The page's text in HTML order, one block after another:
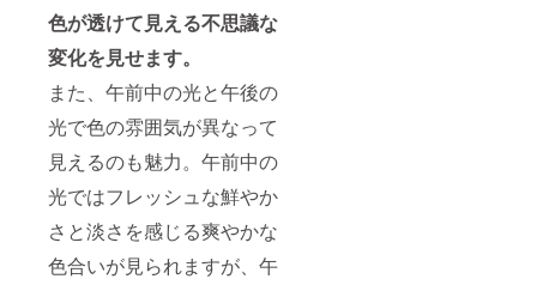
色が透けて見える不思議な
変化を見せます。
また、午前中の光と午後の
光で色の雰囲気が異なって
見えるのも魅力。午前中の
光ではフレッシュな鮮やか
さと淡さを感じる爽やかな
色合いが見られますが、午